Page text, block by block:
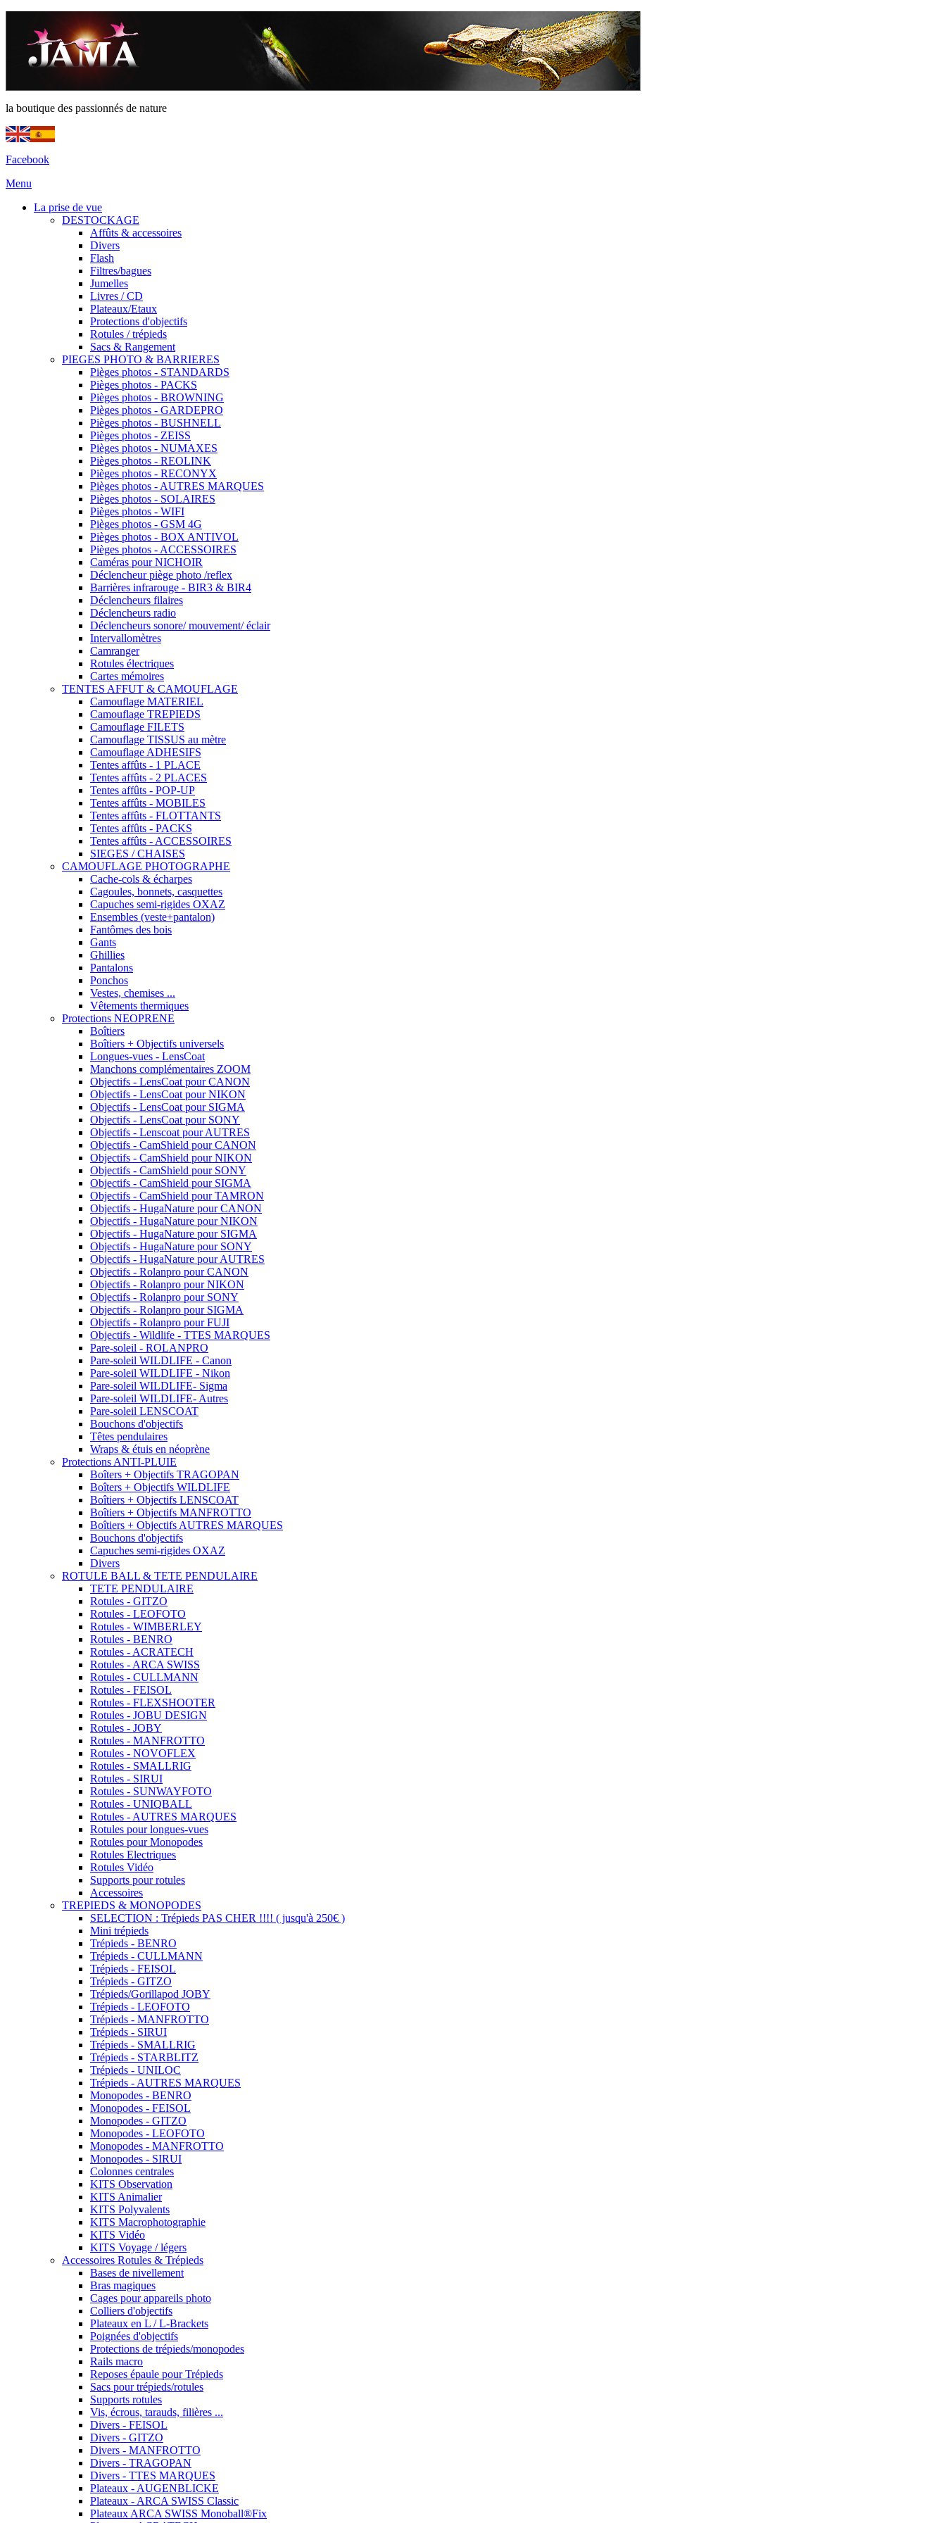
la boutique des passionnés de nature
Facebook
Menu
La prise de vue
DESTOCKAGE
Affûts & accessoires
Divers
Flash
Filtres/bagues
Jumelles
Livres / CD
Plateaux/Etaux
Protections d'objectifs
Rotules / trépieds
Sacs & Rangement
PIEGES PHOTO & BARRIERES
Pièges photos - STANDARDS
Pièges photos - PACKS
Pièges photos - BROWNING
Pièges photos - GARDEPRO
Pièges photos - BUSHNELL
Pièges photos - ZEISS
Pièges photos - NUMAXES
Pièges photos - REOLINK
Pièges photos - RECONYX
Pièges photos - AUTRES MARQUES
Pièges photos - SOLAIRES
Pièges photos - WIFI
Pièges photos - GSM 4G
Pièges photos - BOX ANTIVOL
Pièges photos - ACCESSOIRES
Caméras pour NICHOIR
Déclencheur piège photo /reflex
Barrières infrarouge - BIR3 & BIR4
Déclencheurs filaires
Déclencheurs radio
Déclencheurs sonore/ mouvement/ éclair
Intervallomètres
Camranger
Rotules électriques
Cartes mémoires
TENTES AFFUT & CAMOUFLAGE
Camouflage MATERIEL
Camouflage TREPIEDS
Camouflage FILETS
Camouflage TISSUS au mètre
Camouflage ADHESIFS
Tentes affûts - 1 PLACE
Tentes affûts - 2 PLACES
Tentes affûts - POP-UP
Tentes affûts - MOBILES
Tentes affûts - FLOTTANTS
Tentes affûts - PACKS
Tentes affûts - ACCESSOIRES
SIEGES / CHAISES
CAMOUFLAGE PHOTOGRAPHE
Cache-cols & écharpes
Cagoules, bonnets, casquettes
Capuches semi-rigides OXAZ
Ensembles (veste+pantalon)
Fantômes des bois
Gants
Ghillies
Pantalons
Ponchos
Vestes, chemises ...
Vêtements thermiques
Protections NEOPRENE
Boîtiers
Boîtiers + Objectifs universels
Longues-vues - LensCoat
Manchons complémentaires ZOOM
Objectifs - LensCoat pour CANON
Objectifs - LensCoat pour NIKON
Objectifs - LensCoat pour SIGMA
Objectifs - LensCoat pour SONY
Objectifs - Lenscoat pour AUTRES
Objectifs - CamShield pour CANON
Objectifs - CamShield pour NIKON
Objectifs - CamShield pour SONY
Objectifs - CamShield pour SIGMA
Objectifs - CamShield pour TAMRON
Objectifs - HugaNature pour CANON
Objectifs - HugaNature pour NIKON
Objectifs - HugaNature pour SIGMA
Objectifs - HugaNature pour SONY
Objectifs - HugaNature pour AUTRES
Objectifs - Rolanpro pour CANON
Objectifs - Rolanpro pour NIKON
Objectifs - Rolanpro pour SONY
Objectifs - Rolanpro pour SIGMA
Objectifs - Rolanpro pour FUJI
Objectifs - Wildlife - TTES MARQUES
Pare-soleil - ROLANPRO
Pare-soleil WILDLIFE - Canon
Pare-soleil WILDLIFE - Nikon
Pare-soleil WILDLIFE- Sigma
Pare-soleil WILDLIFE- Autres
Pare-soleil LENSCOAT
Bouchons d'objectifs
Têtes pendulaires
Wraps & étuis en néoprène
Protections ANTI-PLUIE
Boîters + Objectifs TRAGOPAN
Boîters + Objectifs WILDLIFE
Boîtiers + Objectifs LENSCOAT
Boîtiers + Objectifs MANFROTTO
Boîtiers + Objectifs AUTRES MARQUES
Bouchons d'objectifs
Capuches semi-rigides OXAZ
Divers
ROTULE BALL & TETE PENDULAIRE
TETE PENDULAIRE
Rotules - GITZO
Rotules - LEOFOTO
Rotules - WIMBERLEY
Rotules - BENRO
Rotules - ACRATECH
Rotules - ARCA SWISS
Rotules - CULLMANN
Rotules - FEISOL
Rotules - FLEXSHOOTER
Rotules - JOBU DESIGN
Rotules - JOBY
Rotules - MANFROTTO
Rotules - NOVOFLEX
Rotules - SMALLRIG
Rotules - SIRUI
Rotules - SUNWAYFOTO
Rotules - UNIQBALL
Rotules - AUTRES MARQUES
Rotules pour longues-vues
Rotules pour Monopodes
Rotules Electriques
Rotules Vidéo
Supports pour rotules
Accessoires
TREPIEDS & MONOPODES
SELECTION : Trépieds PAS CHER !!!! ( jusqu'à 250€ )
Mini trépieds
Trépieds - BENRO
Trépieds - CULLMANN
Trépieds - FEISOL
Trépieds - GITZO
Trépieds/Gorillapod JOBY
Trépieds - LEOFOTO
Trépieds - MANFROTTO
Trépieds - SIRUI
Trépieds - SMALLRIG
Trépieds - STARBLITZ
Trépieds - UNILOC
Trépieds - AUTRES MARQUES
Monopodes - BENRO
Monopodes - FEISOL
Monopodes - GITZO
Monopodes - LEOFOTO
Monopodes - MANFROTTO
Monopodes - SIRUI
Colonnes centrales
KITS Observation
KITS Animalier
KITS Polyvalents
KITS Macrophotographie
KITS Vidéo
KITS Voyage / légers
Accessoires Rotules & Trépieds
Bases de nivellement
Bras magiques
Cages pour appareils photo
Colliers d'objectifs
Plateaux en L / L-Brackets
Poignées d'objectifs
Protections de trépieds/monopodes
Rails macro
Reposes épaule pour Trépieds
Sacs pour trépieds/rotules
Supports rotules
Vis, écrous, tarauds, filières ...
Divers - FEISOL
Divers - GITZO
Divers - MANFROTTO
Divers - TRAGOPAN
Divers - TTES MARQUES
Plateaux - AUGENBLICKE
Plateaux - ARCA SWISS Classic
Plateaux ARCA SWISS Monoball®Fix